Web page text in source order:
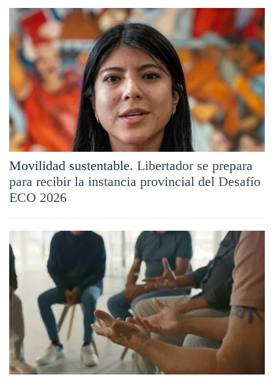
Movilidad sustentable. Libertador se prepara
para recibir la instancia provincial del Desafío
ECO 2026